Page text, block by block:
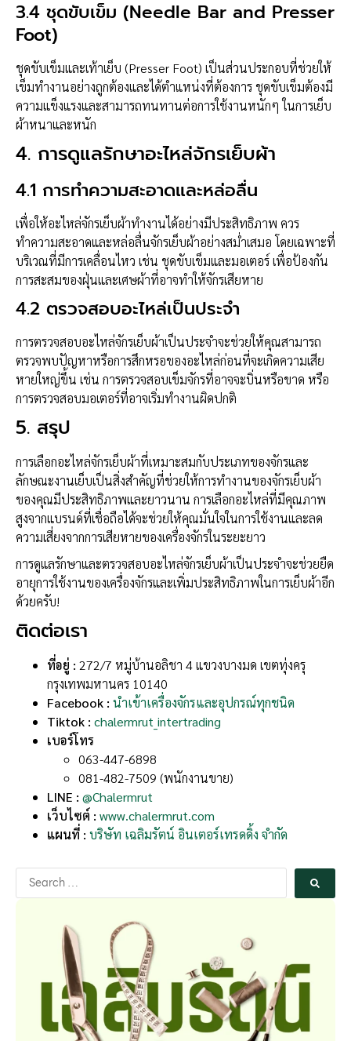
3.4 ชุดขับเข็ม (Needle Bar and Presser
Foot)
ชุดขับเข็มและเท้าเย็บ (Presser Foot) เป็นส่วนประกอบที่ช่วยให้
เข็มทำงานอย่างถูกต้องและได้ตำแหน่งที่ต้องการ ชุดขับเข็มต้องมี
ความแข็งแรงและสามารถทนทานต่อการใช้งานหนักๆ ในการเย็บ
ผ้าหนาและหนัก
4. การดูแลรักษาอะไหล่จักรเย็บผ้า
4.1 การทำความสะอาดและหล่อลื่น
เพื่อให้อะไหล่จักรเย็บผ้าทำงานได้อย่างมีประสิทธิภาพ ควร
ทำความสะอาดและหล่อลื่นจักรเย็บผ้าอย่างสม่ำเสมอ โดยเฉพาะที่
บริเวณที่มีการเคลื่อนไหว เช่น ชุดขับเข็มและมอเตอร์ เพื่อป้องกัน
การสะสมของฝุ่นและเศษผ้าที่อาจทำให้จักรเสียหาย
4.2 ตรวจสอบอะไหล่เป็นประจำ
การตรวจสอบอะไหล่จักรเย็บผ้าเป็นประจำจะช่วยให้คุณสามารถ
ตรวจพบปัญหาหรือการสึกหรอของอะไหล่ก่อนที่จะเกิดความเสีย
หายใหญ่ขึ้น เช่น การตรวจสอบเข็มจักรที่อาจจะบิ่นหรือขาด หรือ
การตรวจสอบมอเตอร์ที่อาจเริ่มทำงานผิดปกติ
5. สรุป
การเลือกอะไหล่จักรเย็บผ้าที่เหมาะสมกับประเภทของจักรและ
ลักษณะงานเย็บเป็นสิ่งสำคัญที่ช่วยให้การทำงานของจักรเย็บผ้า
ของคุณมีประสิทธิภาพและยาวนาน การเลือกอะไหล่ที่มีคุณภาพ
สูงจากแบรนด์ที่เชื่อถือได้จะช่วยให้คุณมั่นใจในการใช้งานและลด
ความเสี่ยงจากการเสียหายของเครื่องจักรในระยะยาว
การดูแลรักษาและตรวจสอบอะไหล่จักรเย็บผ้าเป็นประจำจะช่วยยืด
อายุการใช้งานของเครื่องจักรและเพิ่มประสิทธิภาพในการเย็บผ้าอีก
ด้วยครับ!
ติดต่อเรา
ที่อยู่ : 272/7 หมู่บ้านอลิชา 4 แขวงบางมด เขตทุ่งครุ
กรุงเทพมหานคร 10140
Facebook : นำเข้าเครื่องจักรและอุปกรณ์ทุกชนิด
Tiktok : chalermrut_intertrading
เบอร์โทร
063-447-6898
081-482-7509 (พนักงานขาย)
LINE : @Chalermrut
เว็บไซต์ : www.chalermrut.com
แผนที่ : บริษัท เฉลิมรัตน์ อินเตอร์เทรดดิ้ง จำกัด